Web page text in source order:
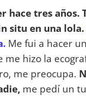
hace tres años.
situ en una lola.
Me fui a hacer
me hizo la
me preocupa.
me pedí un